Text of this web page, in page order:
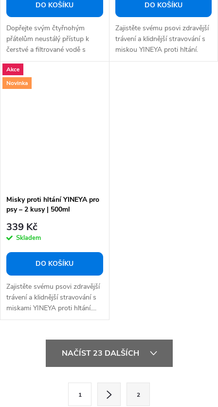
DO KOŠÍKU
Dopřejte svým čtyřnohým
přátelům neustálý přístup k
čerstvé a filtrované vodě s
fontánou PetKit...
DO KOŠÍKU
Zajistěte svému psovi zdravější
trávení a klidnější stravování s
miskou YINEYA proti hltání.
Tato...
Akce
Novinka
Misky proti hltání YINEYA pro
psy – 2 kusy | 500ml
339 Kč
Skladem
DO KOŠÍKU
Zajistěte svému psovi zdravější
trávení a klidnější stravování s
miskami YINEYA proti hltání....
NAČÍST 23 DALŠÍCH
1 2